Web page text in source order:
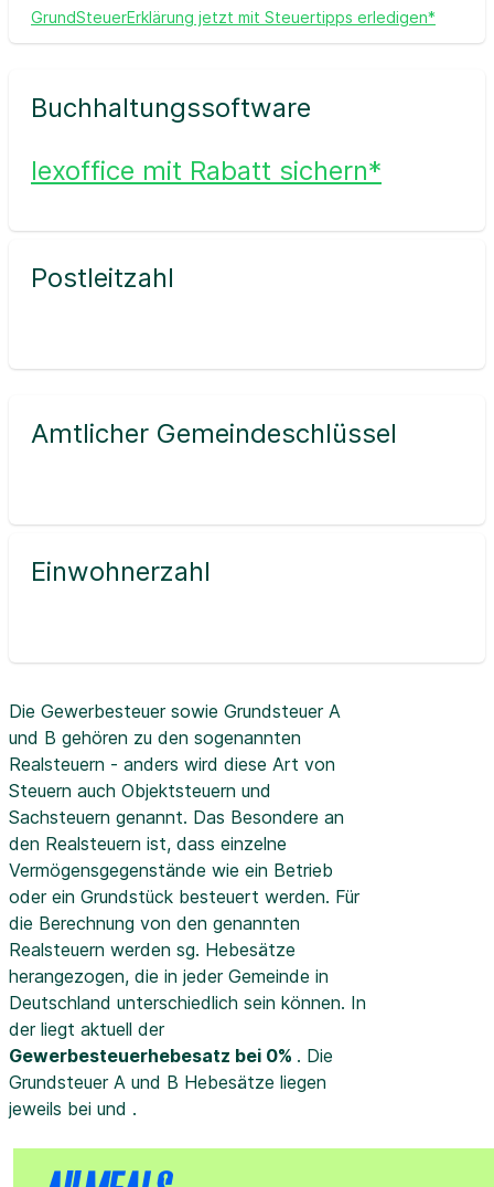
GrundSteuerErklärung jetzt mit Steuertipps erledigen*
Buchhaltungssoftware
lexoffice mit Rabatt sichern*
Postleitzahl
Amtlicher Gemeindeschlüssel
Einwohnerzahl
Die Gewerbesteuer sowie Grundsteuer A
und B gehören zu den sogenannten
Realsteuern - anders wird diese Art von
Steuern auch Objektsteuern und
Sachsteuern genannt. Das Besondere an
den Realsteuern ist, dass einzelne
Vermögensgegenstände wie ein Betrieb
oder ein Grundstück besteuert werden. Für
die Berechnung von den genannten
Realsteuern werden sg. Hebesätze
herangezogen, die in jeder Gemeinde in
Deutschland unterschiedlich sein können. In
der liegt aktuell der
Gewerbesteuerhebesatz bei 0% . Die
Grundsteuer A und B Hebesätze liegen
jeweils bei und .